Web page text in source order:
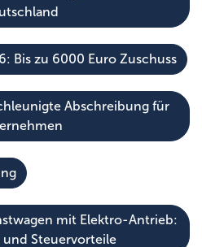
Bis zu 6000 Euro Zuschuss
Abschreibung für
mit Elektro-Antrieb:
und Steuervorteile